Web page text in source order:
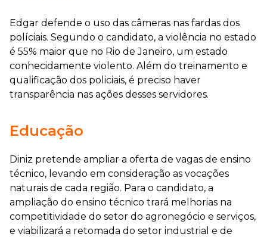
Edgar defende o uso das câmeras nas fardas dos
políciais. Segundo o candidato, a violência no estado
é 55% maior que no Rio de Janeiro, um estado
conhecidamente violento. Além do treinamento e
qualificação dos policiais, é preciso haver
transparência nas ações desses servidores.
Educação
Diniz pretende ampliar a oferta de vagas de ensino
técnico, levando em consideração as vocações
naturais de cada região. Para o candidato, a
ampliação do ensino técnico trará melhorias na
competitividade do setor do agronegócio e serviços,
e viabilizará a retomada do setor industrial e de